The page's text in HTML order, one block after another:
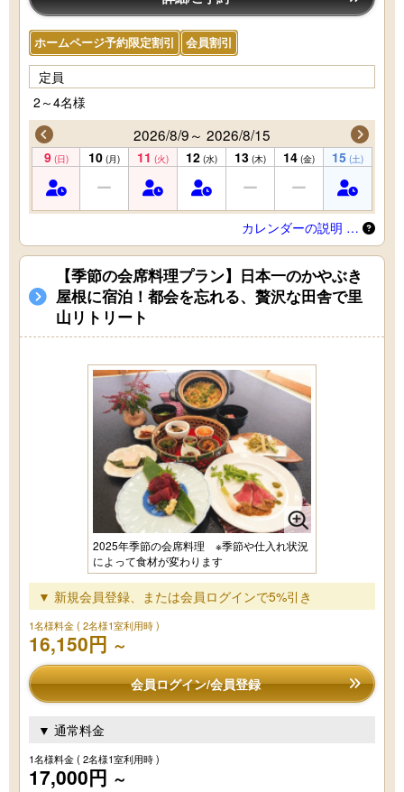
ホームページ予約限定割引 会員割引
定員
2～4名様
2026/8/9～ 2026/8/15
9 (日) 10 (月) 11 (火) 12 (水) 13 (木) 14 (金) 15 (土)
カレンダーの説明 …
【季節の会席料理プラン】日本一のかやぶき
屋根に宿泊！都会を忘れる、贅沢な田舎で里
山リトリート
2025年季節の会席料理 ※季節や仕入れ状況
によって食材が変わります
▼ 新規会員登録、または会員ログインで5%引き
1名様料金( 2名様1室利用時 )
16,150円 ～
会員ログイン/会員登録
▼ 通常料金
1名様料金( 2名様1室利用時 )
17,000円 ～